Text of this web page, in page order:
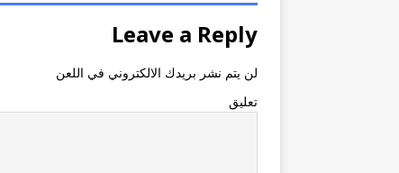
Leave a Reply
لن يتم نشر بريدك الالكتروني في اللعن
تعليق